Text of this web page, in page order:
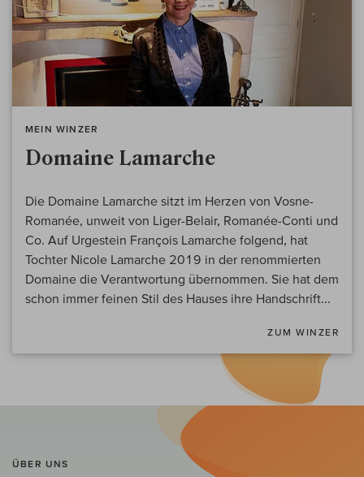
MEIN WINZER
Domaine Lamarche
Die Domaine Lamarche sitzt im Herzen von Vosne-
Romanée, unweit von Liger-Belair, Romanée-Conti und
Co. Auf Urgestein François Lamarche folgend, hat
Tochter Nicole Lamarche 2019 in der renommierten
Domaine die Verantwortung übernommen. Sie hat dem
schon immer feinen Stil des Hauses ihre Handschrift...
ZUM WINZER
ÜBER UNS